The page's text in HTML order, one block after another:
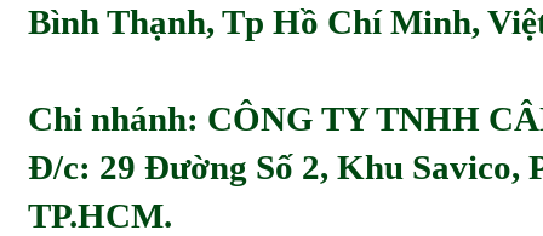
Bình Thạnh, Tp Hồ Chí Minh,
Chi nhánh: CÔNG TY TNHH
Đ/c: 29 Đường Số 2, Khu Savico,
TP.HCM.